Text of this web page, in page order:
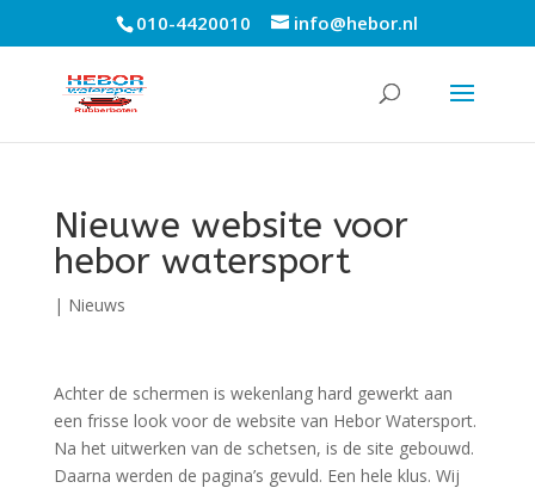
010-4420010 info@hebor.nl
Nieuwe website voor
hebor watersport
| Nieuws
Achter de schermen is wekenlang hard gewerkt aan
een frisse look voor de website van Hebor Watersport.
Na het uitwerken van de schetsen, is de site gebouwd.
Daarna werden de pagina’s gevuld. Een hele klus. Wij